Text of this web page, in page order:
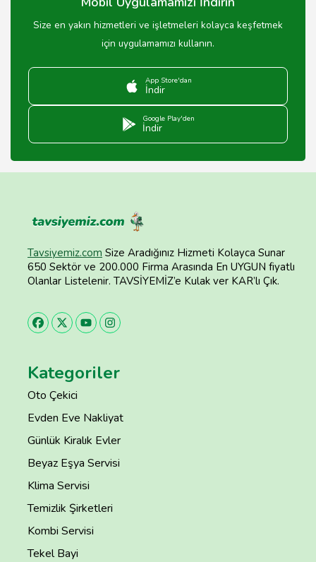
Size en yakın hizmetleri ve işletmeleri kolayca keşfetmek
için uygulamamızı kullanın.
App Store'dan
İndir
Google Play'den
İndir
Tavsiyemiz.com Size Aradığınız Hizmeti Kolayca Sunar
650 Sektör ve 200.000 Firma Arasında En UYGUN fiyatlı
Olanlar Listelenir. TAVSİYEMİZ’e Kulak ver KAR’lı Çık.
Kategoriler
Oto Çekici
Evden Eve Nakliyat
Günlük Kiralık Evler
Beyaz Eşya Servisi
Klima Servisi
Temizlik Şirketleri
Kombi Servisi
Tekel Bayi